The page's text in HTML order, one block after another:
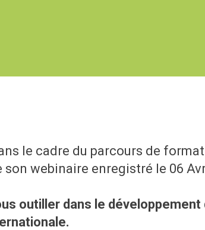
le cadre du parcours de
son webinaire enregistré le 06
outiller dans le